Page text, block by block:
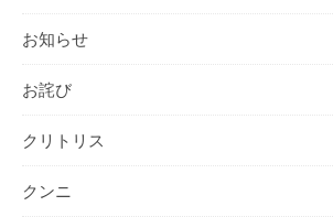
お知らせ
お詫び
クリトリス
クンニ